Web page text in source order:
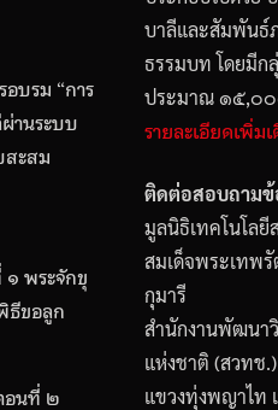
บรม “การ
านระบบ
สะสม
พระจักขุ
ธีขอลูก
อนที่ ๒
บาลีและสัมพันธ์
ธรรมบท โดยมีก
ประมาณ ๑๕,๐
รายละเอียดเพิ่ม
ติดต่อสอบถามข้
มูลนิธิเทคโนโล
สมเด็จพระเทพ
กุมารี
สำนักงานพัฒนา
แห่งชาติ (สวทช.)
แขวงทุ่งพญาไท